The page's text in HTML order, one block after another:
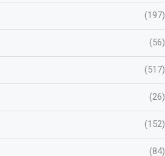
(197)
(56)
(517)
(26)
(152)
(84)